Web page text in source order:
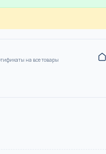
на все товары